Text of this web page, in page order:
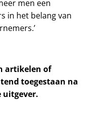
men een
in het belang van
artikelen of
toegestaan na